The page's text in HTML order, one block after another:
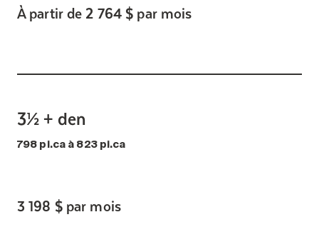
À partir de 2 764 $ par mois
3½ + den
798 pi.ca à 823 pi.ca
3 198 $ par mois